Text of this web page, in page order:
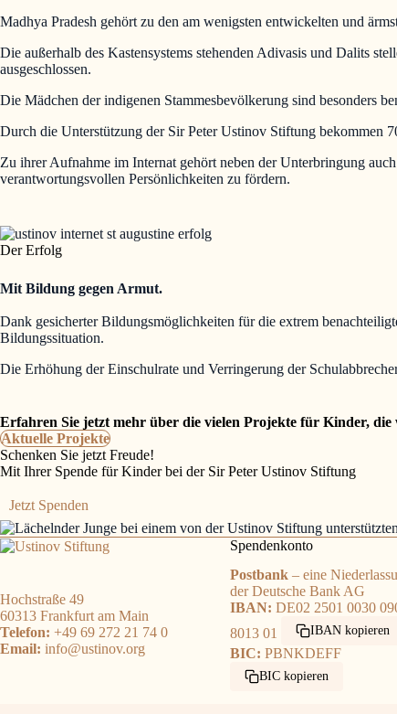
Madhya Pradesh gehört zu den am wenigsten entwickelten und
Die außerhalb des Kastensystems stehenden Adivasis und Dalits
ausgeschlossen.
Die Mädchen der indigenen Stammesbevölkerung sind besonders
Durch die Unterstützung der Sir Peter Ustinov Stiftung
Zu ihrer Aufnahme im Internat gehört neben der Unterbringung
verantwortungsvollen Persönlichkeiten zu fördern.
Der Erfolg
Mit Bildung gegen Armut.
Dank gesicherter Bildungsmöglichkeiten für die extrem
Bildungssituation.
Die Erhöhung der Einschulrate und Verringerung der
Erfahren Sie jetzt mehr über die vielen Projekte für Kinder,
Aktuelle Projekte
Schenken Sie jetzt Freude!
Mit Ihrer Spende für Kinder bei der Sir Peter Ustinov Stiftung
Jetzt Spenden
Hochstraße 49
60313 Frankfurt am Main
Telefon: +49 69 272 21 74 0
Email: info@ustinov.org
Spendenkonto
Postbank– eine
der Deutsche Bank AG
IBAN: DE02 2501 0030
8013 01
IBAN kopieren
BIC: PBNKDEFF
BIC kopieren